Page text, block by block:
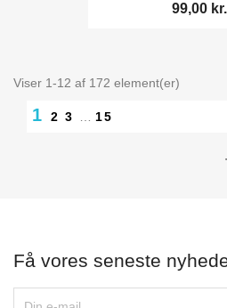
99,00 kr.
Viser 1-12 af 172 element(er)
1 2 3 15
Få vores seneste